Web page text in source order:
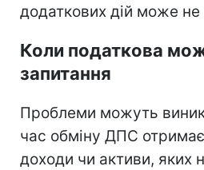
додаткових дій може не
Коли податкова
запитання
Проблеми можуть
час обміну ДПС
доходи чи активи, яких